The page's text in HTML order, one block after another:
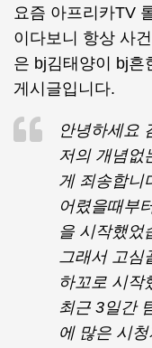
요즘 아프리카TV
이다보니 항상 사
은 bj김태양이 bj흔
게시글입니다.
안녕하세요
저의 개념없
게 죄송합니
어렸을때부
을 시작했었
그래서 고심
하꼬로 시작
최근 3일간
에 많은 시